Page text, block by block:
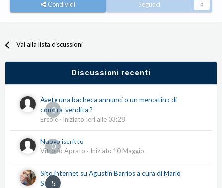
Condividi Seguaci 0
Vai alla lista discussioni
Discussioni recenti
0
Avete una bacheca annunci o un mercatino di
compra-vendita ?
Ercole · Iniziato Ieri alle 03:28
0
Nuovo iscritto
Vittorio Aprato · Iniziato 10 Maggio
5
Sito internet su Agustín Barrios a cura di Mario
Serio